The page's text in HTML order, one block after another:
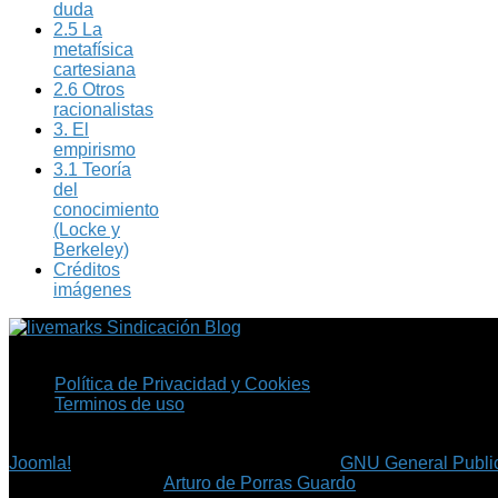
duda
2.5 La
metafísica
cartesiana
2.6 Otros
racionalistas
3. El
empirismo
3.1 Teoría
del
conocimiento
(Locke y
Berkeley)
Créditos
imágenes
Sindicación Blog
Política de Privacidad y Cookies
Terminos de uso
Joomla!
GNU General
©Arturo de Porras Guardo